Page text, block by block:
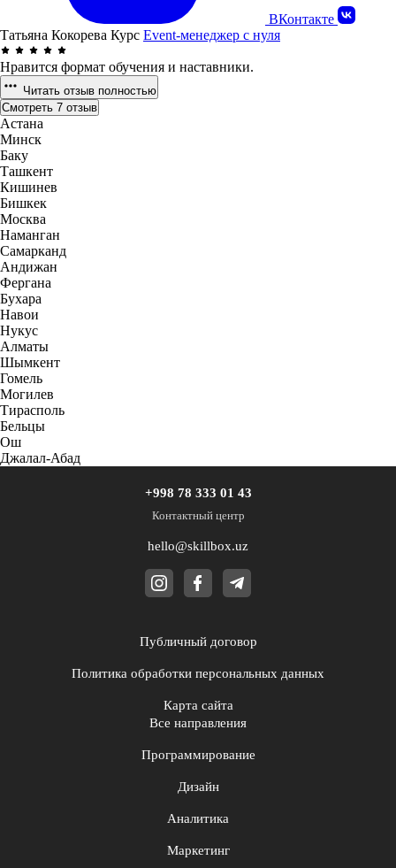
ВКонтакте
Татьяна Кокорева Курс Event-менеджер с нуля
Нравится формат обучения и наставники.
Читать отзыв полностью
Смотреть 7 отзыв
Астана
Минск
Баку
Ташкент
Кишинев
Бишкек
Москва
Наманган
Самарканд
Андижан
Фергана
Бухара
Навои
Нукус
Алматы
Шымкент
Гомель
Могилев
Тирасполь
Бельцы
Ош
Джалал-Абад
+998 78 333 01 43
Контактный центр
hello@skillbox.uz
Публичный договор
Политика обработки персональных данных
Карта сайта
Все направления
Программирование
Дизайн
Аналитика
Маркетинг